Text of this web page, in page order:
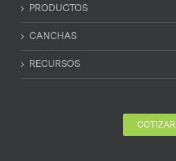
PRODUCTOS
CANCHAS
RECURSOS
COTIZAR